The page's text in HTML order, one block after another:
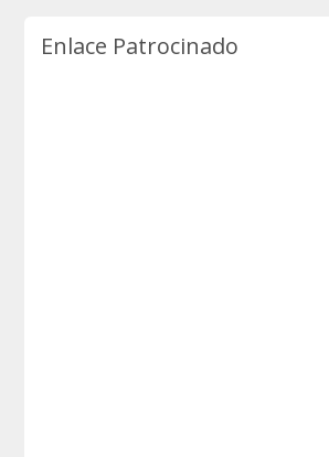
Enlace Patrocinado